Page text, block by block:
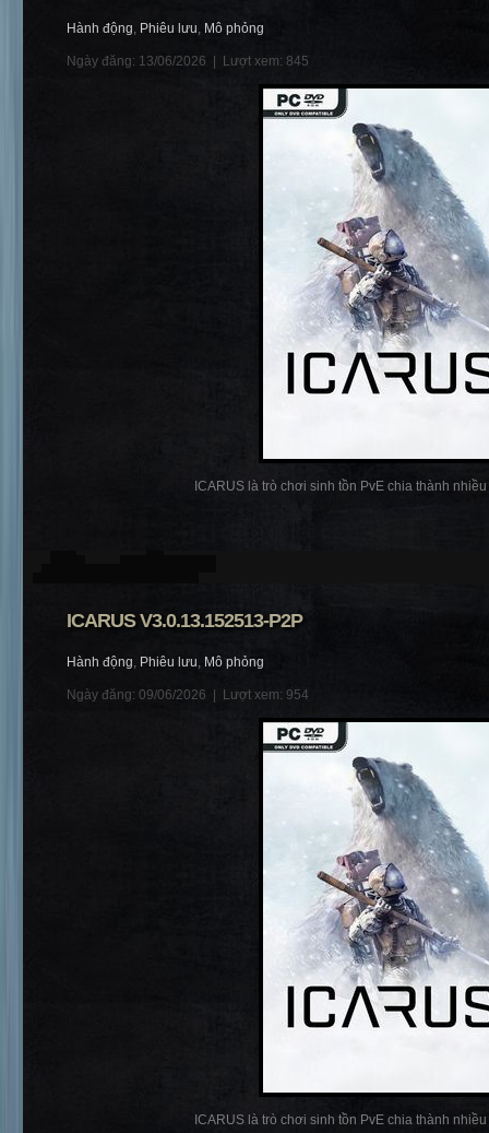
Hành động, Phiêu lưu, Mô phỏng
Ngày đăng: 13/06/2026 | Lượt xem: 845
ICARUS là trò chơi sinh tồn PvE chia thành
ICARUS V3.0.13.152513-P2P
Hành động, Phiêu lưu, Mô phỏng
Ngày đăng: 09/06/2026 | Lượt xem: 954
ICARUS là trò chơi sinh tồn PvE chia thành